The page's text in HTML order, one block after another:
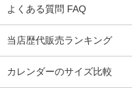
よくある質問 FAQ
当店歴代販売ランキング
カレンダーのサイズ比較